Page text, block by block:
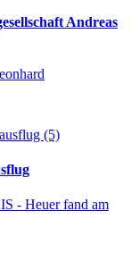
Andreas
- Heuer fand am